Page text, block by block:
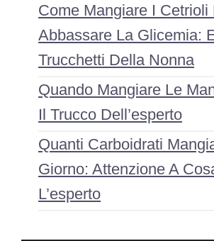
Come Mangiare I Cetrioli
Abbassare La Glicemia:
Trucchetti Della Nonna
Quando Mangiare Le
Il Trucco Dell’esperto
Quanti Carboidrati
Giorno: Attenzione A
L’esperto